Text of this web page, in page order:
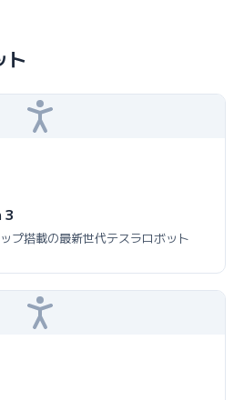
ト
3
プ搭載の最新世代テスラロボット